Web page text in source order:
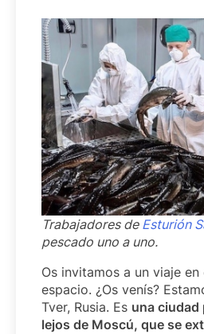
Trabajadores de Esturión
pescado uno a uno.
Os invitamos a un viaje
espacio. ¿Os venís?
Tver, Rusia. Es una ciudad
lejos de Moscú, que se